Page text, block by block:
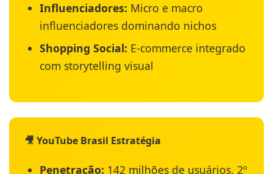
Influenciadores: Micro e macro
influenciadores dominando nichos
Shopping Social: E-commerce integrado
com storytelling visual
🎥 YouTube Brasil Estratégia
Penetração: 142 milhões de usuários, 2º